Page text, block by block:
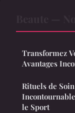
Transformez
Avantages
Rituels de
le Sport